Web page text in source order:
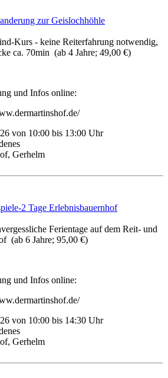
zur Geislochhöhle
Kurs - keine Reiterfahrung notwendig,
ca. 70min (ab 4 Jahre; 49,00 €)
und Infos online:
von 10:00 bis 13:00 Uhr
Gerhelm
2 Tage Erlebnisbauernhof
Ferientage auf dem Reit- und
(ab 6 Jahre; 95,00 €)
und Infos online:
von 10:00 bis 14:30 Uhr
Gerhelm